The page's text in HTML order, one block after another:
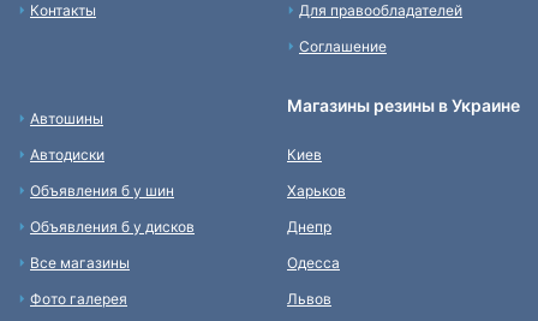
Контакты
Для правообладателей
Соглашение
Автошины
Автодиски
Объявления б у шин
Объявления б у дисков
Все магазины
Фото галерея
Магазины резины в Украине
Киев
Харьков
Днепр
Одесса
Львов